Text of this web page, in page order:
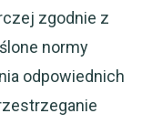
zgodnie z
normy
odpowiednich